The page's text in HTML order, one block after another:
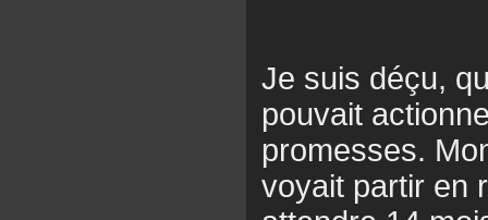
Je suis déçu,
pouvait
promesses.
voyait partir en